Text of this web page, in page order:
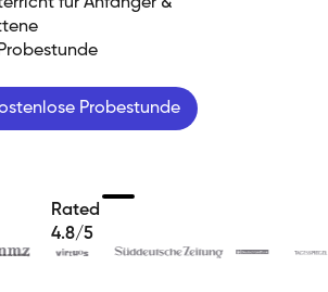
Probestunde
Rated
4.8/5